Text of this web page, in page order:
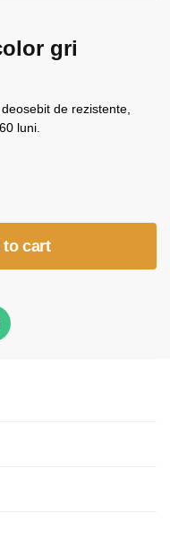
gri
de rezistente,
luni.
to cart